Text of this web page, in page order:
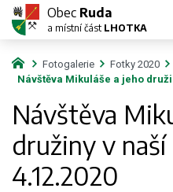
Fotogalerie
Fotky 2020
Návštěva Mikuláše a jeho
Návštěva
družiny v
4.12.2020
Obec Ruda
a místní část LHOTKA